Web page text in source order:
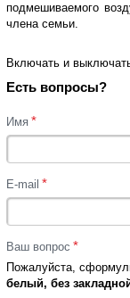
подмешиваемого
члена семьи.
Включать и
Есть вопросы?
Имя *
E-mail *
Ваш вопрос *
Пожалуйста,
белый, без